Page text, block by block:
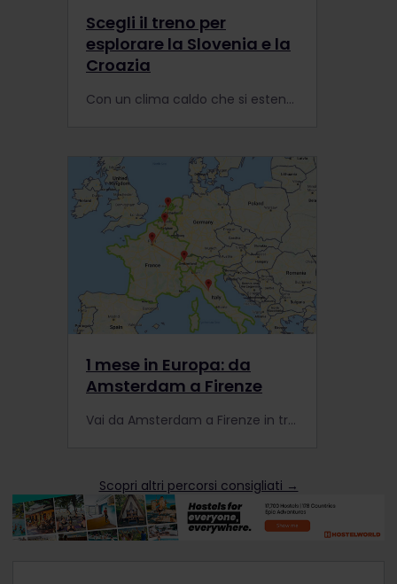
Scegli il treno per
esplorare la Slovenia e la
Croazia
Con un clima caldo che si estende fino all'autunno, la Slovenia e la Croazia sono destinazioni perfette per un viaggio fuori stagione.
1 mese in Europa: da
Amsterdam a Firenze
Vai da Amsterdam a Firenze in treno, visitando alcune delle città più famose d'Europa lungo il tragitto.
Scopri altri percorsi consigliati →